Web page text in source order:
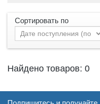
Сортировать по
Найдено товаров: 0